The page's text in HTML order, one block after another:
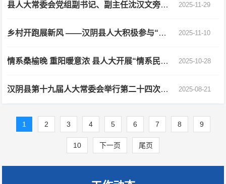
县人大常委会党组副书记、副主任沈汉文旁听指导 县市场监督管理局党组理论学习中心组学习 2025-11-29
乡村开跑展新风 ——汉阴县人大积极参与“祥华商混2025汉阴乡村跑”深化“五个起来”活动见实效 2025-11-10
情系桑榆晚 重阳暖意浓 县人大开展“情系民生·情暖重阳”主题 党日活动 2025-10-28
汉阴县第十九届人大常委会举行第二十四次会议 2025-08-21
1 2 3 4 5 6 7 8 9
10 下一页 尾页